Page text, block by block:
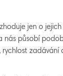
jen o
nás působí
zadávání